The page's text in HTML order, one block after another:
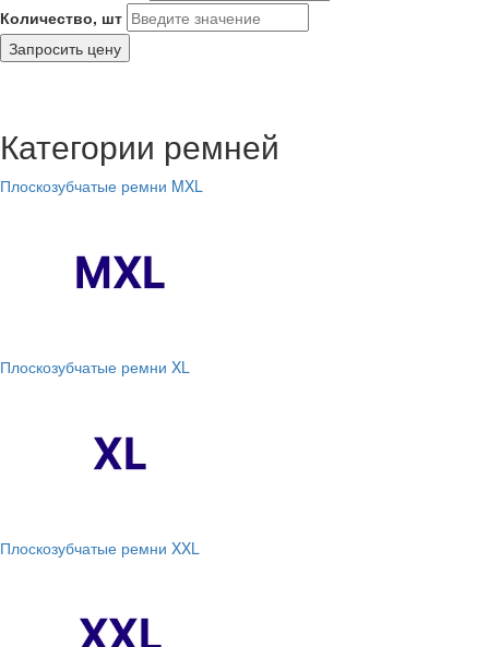
Количество, шт
Запросить цену
Категории ремней
Плоскозубчатые ремни MXL
Плоскозубчатые ремни XL
Плоскозубчатые ремни XXL